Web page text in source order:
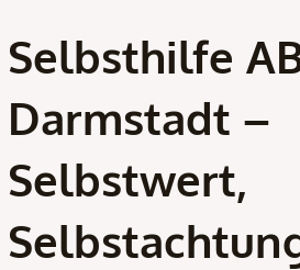
Selbsthilfe
Darmstadt –
Selbstwert,